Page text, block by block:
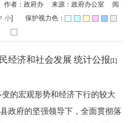
作者：政府办 来源：政府办公室 阅
小] 保护视力色：
经济和社会发展 统计公报 [1]
的宏观形势和经济下行的较大
政府的坚强领导下，全面贯彻落